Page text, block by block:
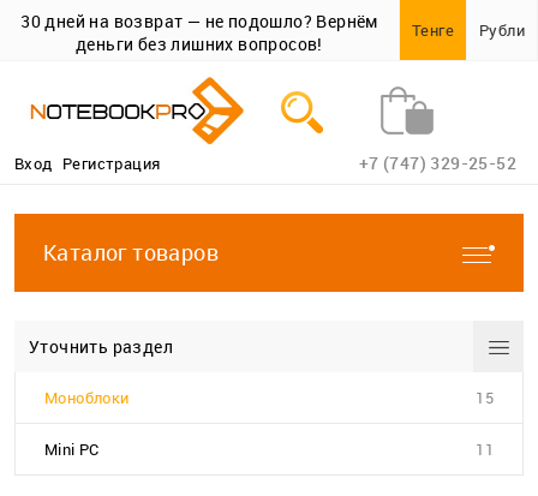
30 дней на возврат — не подошло? Вернём
деньги без лишних вопросов!
Тенге Рубли
Вход Регистрация +7 (747) 329-25-52
Каталог товаров
Уточнить раздел
Моноблоки 15
Mini PC 11